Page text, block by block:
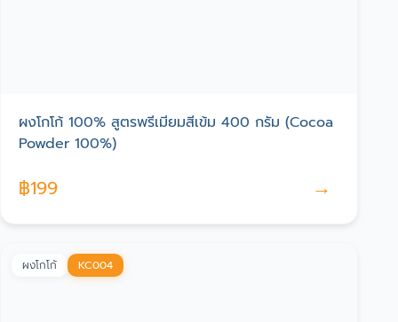
ผงโกโก้ 100% สูตรพรีเมียมสีเข้ม 400 กรัม (Cocoa
Powder 100%)
฿199 →
ผงโกโก้ KC004